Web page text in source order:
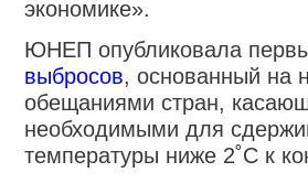
экономике».
ЮНЕП опубликовала
выбросов, основанный на
обещаниями стран,
необходимыми для
температуры ниже 2˚C к